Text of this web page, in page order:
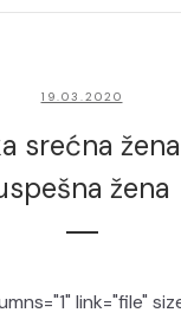
19.03.2020
srećna
žena
link="file"